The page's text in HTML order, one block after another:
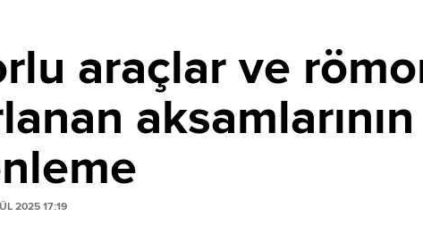
araçlar ve
2025 17:19